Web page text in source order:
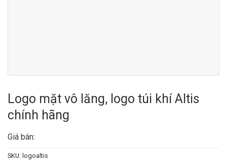
Logo mặt vô lăng, logo túi khí Altis
chính hãng
Giá bán:
SKU: logoaltis